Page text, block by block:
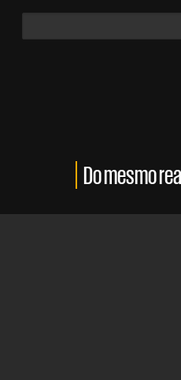
Do mesmo